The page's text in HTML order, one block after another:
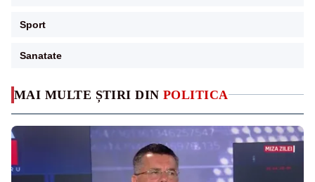
MAI MULTE ȘTIRI DIN POLITICA
Sport
Sanatate